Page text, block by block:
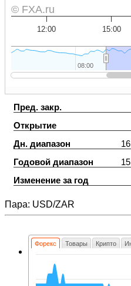
12:00 15:00
08:00
08:00
© FXA.ru
Пред. закр.
Открытие
Дн. диапазон
Годовой диапазон
Изменение за год
Пара: USD/ZAR
Форекс Товары Крипто